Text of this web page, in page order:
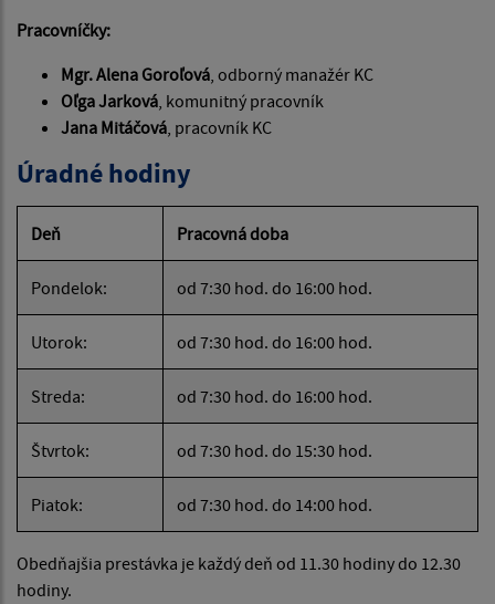
Pracovníčky:
Mgr. Alena Goroľová, odborný manažér KC
Oľga Jarková, komunitný pracovník
Jana Mitáčová, pracovník KC
Úradné hodiny
Deň Pracovná doba
Pondelok: od 7:30 hod. do 16:00 hod.
Utorok: od 7:30 hod. do 16:00 hod.
Streda: od 7:30 hod. do 16:00 hod.
Štvrtok: od 7:30 hod. do 15:30 hod.
Piatok: od 7:30 hod. do 14:00 hod.
Obedňajšia prestávka je každý deň od 11.30 hodiny do 12.30
hodiny.